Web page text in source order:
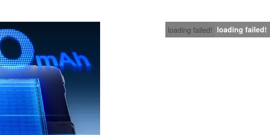
loading failed! loading failed!